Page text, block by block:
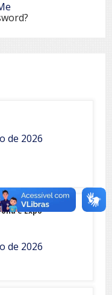
de 2026
e Expo-
de 2026